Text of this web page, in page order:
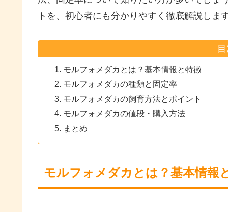
トを、初心者にも分かりやすく徹底解説しま
モルフォメダカとは？基本情報と特徴
モルフォメダカの種類と固定率
モルフォメダカの飼育方法とポイント
モルフォメダカの値段・購入方法
まとめ
モルフォメダカとは？基本情報